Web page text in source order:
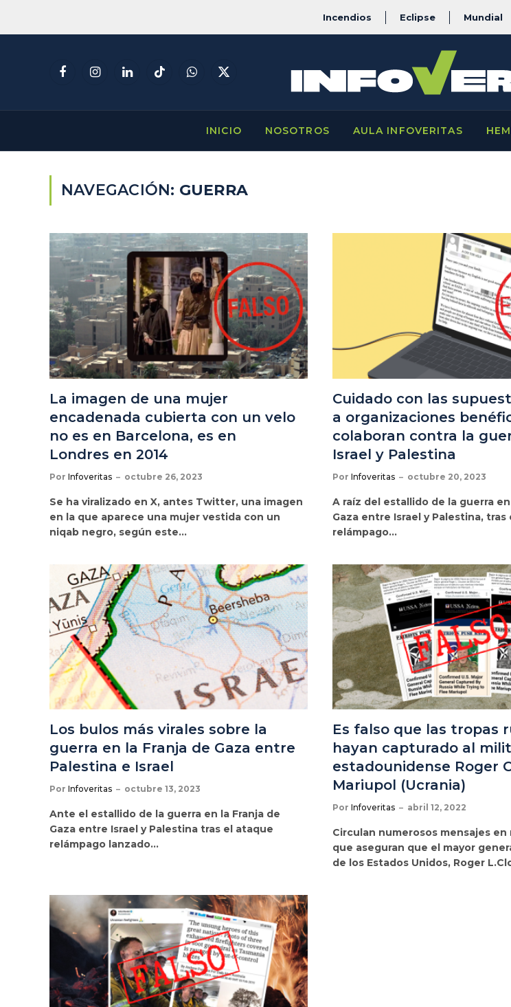
Incendios Eclipse Mundial
FacebookInstagramLinkedInTikTokWhatsApp
X
INICIO NOSOTROS AULA INFOVERITAS
NAVEGACIÓN: GUERRA
La imagen de una mujer
encadenada cubierta con un velo
no es en Barcelona, es en
Londres en 2014
Por Infoveritas octubre 26, 2023
Se ha viralizado en X, antes Twitter, una imagen
en la que aparece una mujer vestida con un
niqab negro, según este…
Cuidado con las
a organizaciones
colaboran contra la
Israel y Palestina
Por Infoveritas octubre 20, 2023
A raíz del estallido de la guerra
Gaza entre Israel y Palestina, tras
relámpago…
Los bulos más virales sobre la
guerra en la Franja de Gaza entre
Palestina e Israel
Por Infoveritas octubre 13, 2023
Ante el estallido de la guerra en la Franja de
Gaza entre Israel y Palestina tras el ataque
relámpago lanzado…
Es falso que las tropas
hayan capturado al
estadounidense Roger
Mariupol (Ucrania)
Por Infoveritas abril 12, 2022
Circulan numerosos mensajes en
que aseguran que el mayor
de los Estados Unidos, Roger